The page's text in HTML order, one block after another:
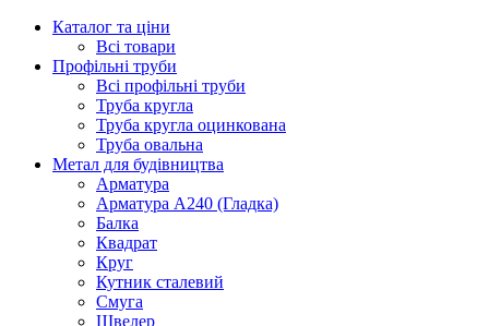
Каталог та ціни
Всі товари
Профільні труби
Всі профільні труби
Труба кругла
Труба кругла оцинкована
Труба овальна
Метал для будівництва
Арматура
Арматура А240 (Гладка)
Балка
Квадрат
Круг
Кутник сталевий
Смуга
Швелер